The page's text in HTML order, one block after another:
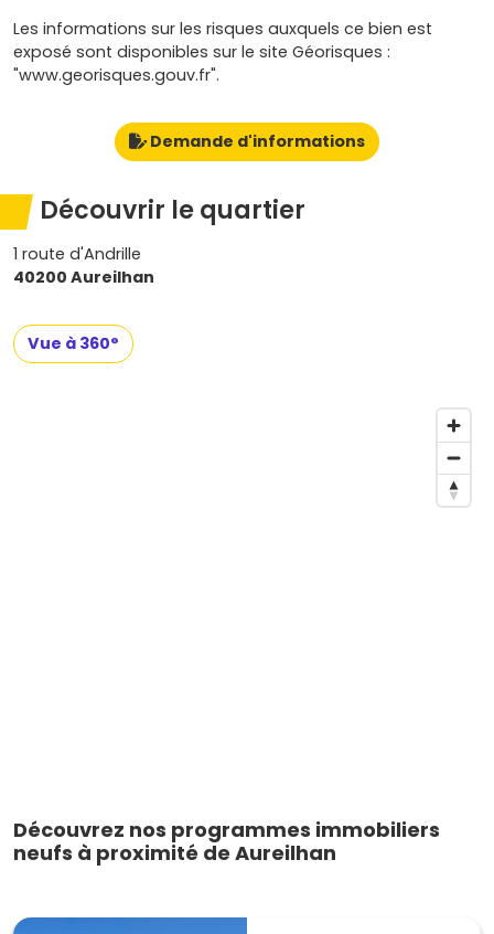
Les informations sur les risques auxquels ce bien est
exposé sont disponibles sur le site Géorisques :
"www.georisques.gouv.fr".
Demande d'informations
Découvrir le quartier
1 route d'Andrille
40200 Aureilhan
Vue à 360°
Découvrez nos programmes immobiliers
neufs à proximité de Aureilhan